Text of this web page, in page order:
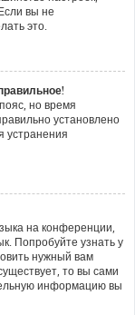
вы не
это.
но время
установлено
устранения
на конференции,
Попробуйте узнать у
нужный вам
то вы сами
информацию вы